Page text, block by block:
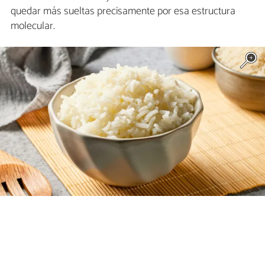
quedar más sueltas precisamente por esa estructura
molecular.